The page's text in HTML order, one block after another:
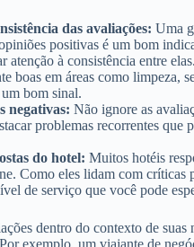
das avaliações: Uma
positivas é um bom
atenção à consistência entre
boas em áreas como limpeza,
bom sinal.
negativas: Não ignore as
problemas recorrentes que
do hotel: Muitos hotéis
Como eles lidam com críticas
de serviço que você pode
dentro do contexto de suas